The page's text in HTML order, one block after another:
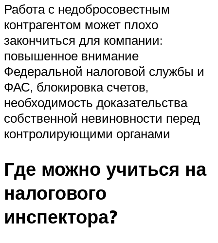
Работа с недобросовестным
контрагентом может плохо
закончиться для компании:
повышенное внимание
Федеральной налоговой службы и
ФАС, блокировка счетов,
необходимость доказательства
собственной невиновности перед
контролирующими органами
Где можно учиться на
налогового
инспектора?